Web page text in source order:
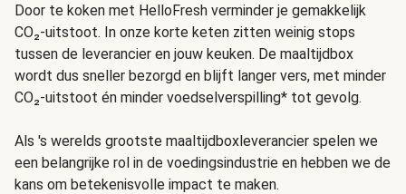
Door te koken met HelloFresh verminder je gemakkelijk
CO₂-uitstoot. In onze korte keten zitten weinig stops
tussen de leverancier en jouw keuken. De maaltijdbox
wordt dus sneller bezorgd en blijft langer vers, met minder
CO₂-uitstoot én minder voedselverspilling* tot gevolg.
Als 's werelds grootste maaltijdboxleverancier spelen we
een belangrijke rol in de voedingsindustrie en hebben we de
kans om betekenisvolle impact te maken.